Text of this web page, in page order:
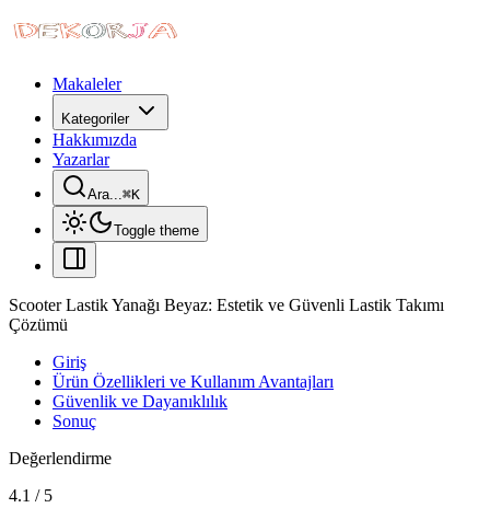
Makaleler
Kategoriler
Hakkımızda
Yazarlar
Ara...⌘K
Toggle theme
Scooter Lastik Yanağı Beyaz: Estetik ve Güvenli Lastik Takımı
Çözümü
Giriş
Ürün Özellikleri ve Kullanım Avantajları
Güvenlik ve Dayanıklılık
Sonuç
Değerlendirme
4.1 / 5